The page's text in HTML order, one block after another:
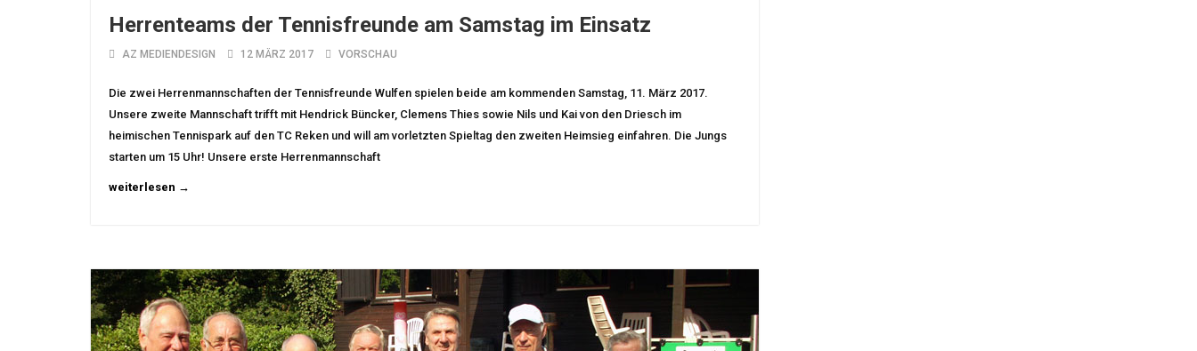
Herrenteams der Tennisfreunde am Samstag im Einsatz
AZ MEDIENDESIGN 12 MÄRZ 2017 VORSCHAU
Die zwei Herrenmannschaften der Tennisfreunde Wulfen spielen beide am kommenden Samstag, 11. März 2017.
Unsere zweite Mannschaft trifft mit Hendrick Büncker, Clemens Thies sowie Nils und Kai von den Driesch im
heimischen Tennispark auf den TC Reken und will am vorletzten Spieltag den zweiten Heimsieg einfahren. Die Jungs
starten um 15 Uhr! Unsere erste Herrenmannschaft
weiterlesen →